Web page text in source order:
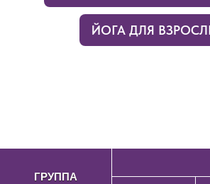
ЙОГА ДЛЯ
ГРУППА